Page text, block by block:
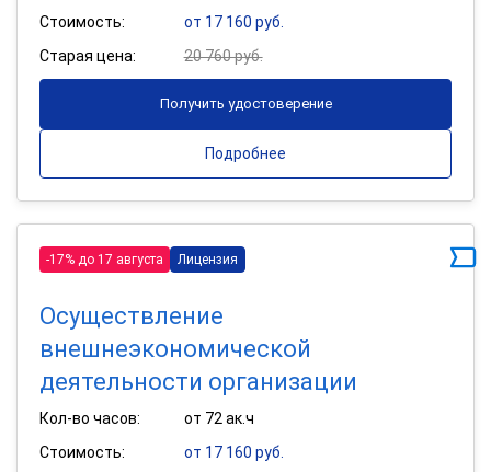
Стоимость:
от 17 160 руб.
Старая цена:
20 760 руб.
Получить удостоверение
Подробнее
-17% до 17 августа Лицензия
Осуществление
внешнеэкономической
деятельности организации
Кол-во часов:
от 72 ак.ч
Стоимость:
от 17 160 руб.